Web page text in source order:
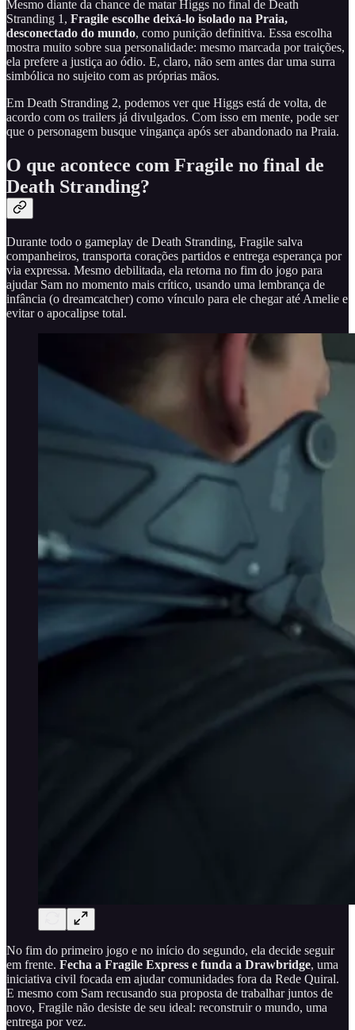
Mesmo diante da chance de matar Higgs no final de Death
Stranding 1, Fragile escolhe deixá-lo isolado na Praia,
desconectado do mundo, como punição definitiva. Essa escolha
mostra muito sobre sua personalidade: mesmo marcada por traições,
ela prefere a justiça ao ódio. E, claro, não sem antes dar uma surra
simbólica no sujeito com as próprias mãos.
Em Death Stranding 2, podemos ver que Higgs está de volta, de
acordo com os trailers já divulgados. Com isso em mente, pode ser
que o personagem busque vingança após ser abandonado na Praia.
O que acontece com Fragile no final de
Death Stranding?
Durante todo o gameplay de Death Stranding, Fragile salva
companheiros, transporta corações partidos e entrega esperança por
via expressa. Mesmo debilitada, ela retorna no fim do jogo para
ajudar Sam no momento mais crítico, usando uma lembrança de
infância (o dreamcatcher) como vínculo para ele chegar até Amelie e
evitar o apocalipse total.
No fim do primeiro jogo e no início do segundo, ela decide seguir
em frente. Fecha a Fragile Express e funda a Drawbridge, uma
iniciativa civil focada em ajudar comunidades fora da Rede Quiral.
E mesmo com Sam recusando sua proposta de trabalhar juntos de
novo, Fragile não desiste de seu ideal: reconstruir o mundo, uma
entrega por vez.